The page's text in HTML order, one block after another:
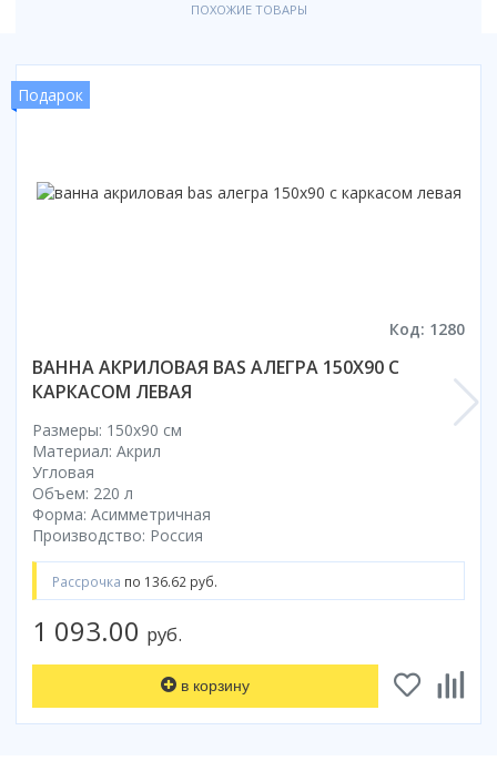
ПОХОЖИЕ ТОВАРЫ
Подарок
Код: 1280
ВАННА АКРИЛОВАЯ BAS АЛЕГРА 150X90 С
КАРКАСОМ ЛЕВАЯ
Размеры: 150x90 cм
Материал: Акрил
Угловая
Объем: 220 л
Форма: Асимметричная
Производство: Россия
Рассрочка по 136.62 руб.
1 093.00 руб.
в корзину